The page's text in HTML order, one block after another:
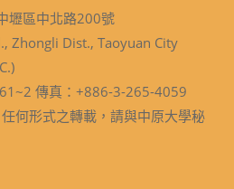
壢區中北路200號
Zhongli Dist., Taoyuan City
傳真：+886-3-265-4059
何形式之轉載，請與中原大學秘